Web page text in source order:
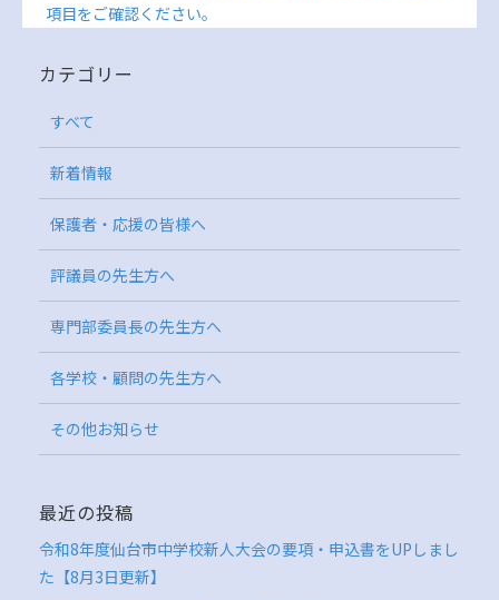
項目をご確認ください。
カテゴリー
すべて
新着情報
保護者・応援の皆様へ
評議員の先生方へ
専門部委員長の先生方へ
各学校・顧問の先生方へ
その他お知らせ
最近の投稿
令和8年度仙台市中学校新人大会の要項・申込書をUPしまし
た【8月3日更新】